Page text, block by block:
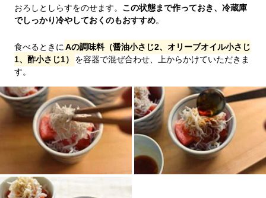
おろしとしらすをのせます。 この状態まで作っておき、冷蔵庫
でしっかり冷やしておくのもおすすめ。
食べるときにAの調味料（醤油小さじ2、オリーブオイル小さじ
1、酢小さじ1）
を容器で混ぜ合わせ、上からかけていただきま
す。